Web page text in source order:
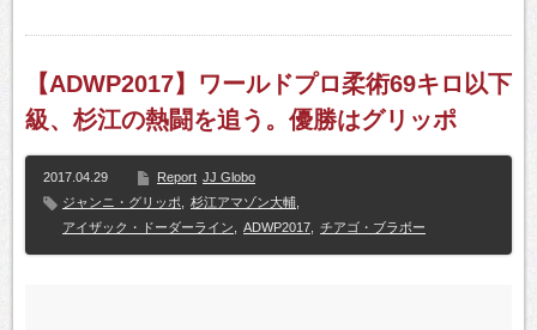
【ADWP2017】ワールドプロ柔術69キロ以下
級、杉江の熱闘を追う。優勝はグリッポ
2017.04.29 Report JJ Globo
ジャンニ・グリッポ
杉江アマゾン大輔
アイザック・ドーダーライン
ADWP2017 チアゴ・ブラボー